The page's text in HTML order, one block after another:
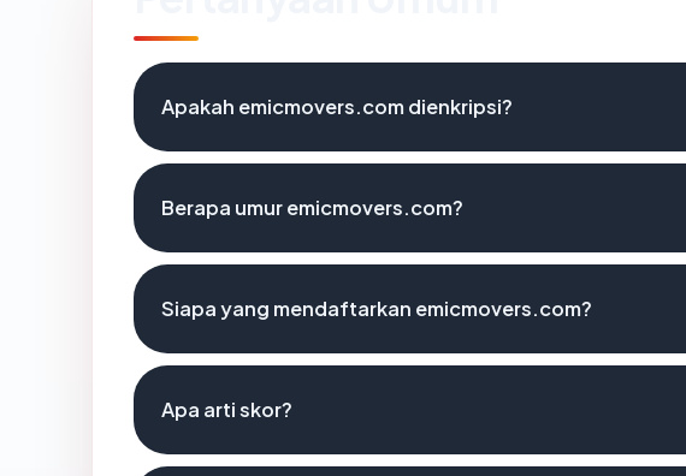
Apakah emicmovers.com dienkripsi?
Berapa umur emicmovers.com?
Siapa yang mendaftarkan emicmovers.com?
Apa arti skor?